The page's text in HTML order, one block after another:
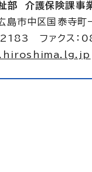
部 介護保険課事
市中区国泰寺町
ファクス